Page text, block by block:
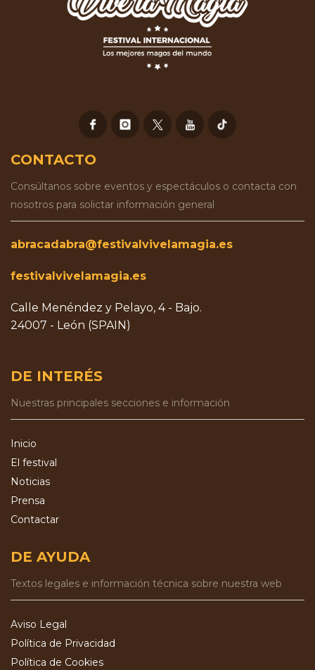
CONTACTO
Consúltanos sobre eventos y espectáculos o contacta con
nosotros para solictar información general
abracadabra@festivalvivelamagia.es
festivalvivelamagia.es
Calle Menéndez y Pelayo, 4 - Bajo.
24007 - León (SPAIN)
DE INTERÉS
Nuestras principales secciones e información
Inicio
El festival
Noticias
Prensa
Contactar
DE AYUDA
Textos legales e información técnica sobre nuestra web
Aviso Legal
Política de Privacidad
Política de Cookies